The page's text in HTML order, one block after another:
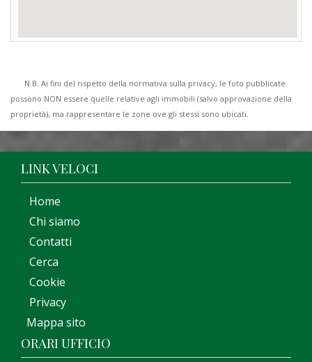
N.B. Ai fini del rispetto della normativa sulla privacy, le foto pubblicate
possono NON essere quelle relative agli immobili (salvo approvazione della
proprietà), ma rappresentare le zone ove gli stessi sono ubicati.
LINK VELOCI
Home
Chi siamo
Contatti
Cerca
Cookie
Privacy
Mappa sito
ORARI UFFICIO